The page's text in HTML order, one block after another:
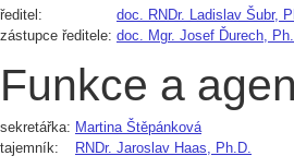
ředitel:
doc. RNDr. Ladislav Šubr,
zástupce ředitele: doc. Mgr. Josef Ďurech,
Funkce a
sekretářka: Martina Štěpánková
tajemník:
RNDr. Jaroslav Haas, Ph.D.